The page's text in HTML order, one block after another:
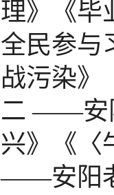
理》《毕
全民参与
战污染》
二 ——安
兴》《〈
——安阳老